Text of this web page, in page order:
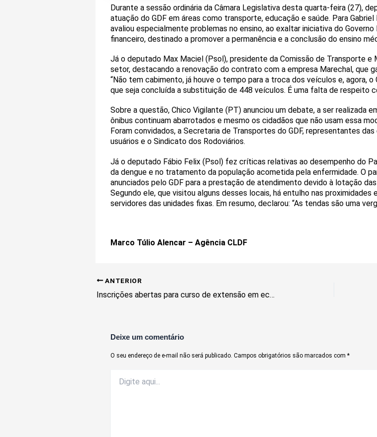
Durante a sessão ordinária da Câmara Legislativa desta quarta-feira (27),
atuação do GDF em áreas como transporte, educação e saúde. Para
avaliou especialmente problemas no ensino, ao exaltar iniciativa do
financeiro, destinado a promover a permanência e a conclusão do ensino
Já o deputado Max Maciel (Psol), presidente da Comissão de Transporte e
setor, destacando a renovação do contrato com a empresa Marechal, que
“Não tem cabimento, já houve o tempo para a troca dos veículos e, agora,
que seja concluída a substituição de 448 veículos. É uma falta de respeito
Sobre a questão, Chico Vigilante (PT) anunciou um debate, a ser realizada
ônibus continuam abarrotados e mesmo os cidadãos que não usam essa
Foram convidados, a Secretaria de Transportes do GDF, representantes
usuários e o Sindicato dos Rodoviários.
Já o deputado Fábio Felix (Psol) fez críticas relativas ao desempenho do
da dengue e no tratamento da população acometida pela enfermidade. O
anunciados pelo GDF para a prestação de atendimento devido à lotação
Segundo ele, que visitou alguns desses locais, há entulho nas
servidores das unidades fixas. Em resumo, declarou: “As tendas são uma
Marco Túlio Alencar – Agência CLDF
ANTERIOR
Inscrições abertas para curso de extensão em economia
Deixe um comentário
O seu endereço de e-mail não será publicado. Campos obrigatórios são marcados com *
aqui...